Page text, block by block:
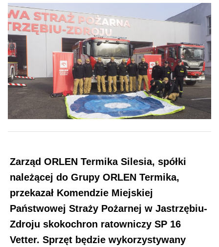
Zarząd ORLEN Termika Silesia, spółki
należącej do Grupy ORLEN Termika,
przekazał Komendzie Miejskiej
Państwowej Straży Pożarnej w Jastrzębiu-
Zdroju skokochron ratowniczy SP 16
Vetter. Sprzęt będzie wykorzystywany